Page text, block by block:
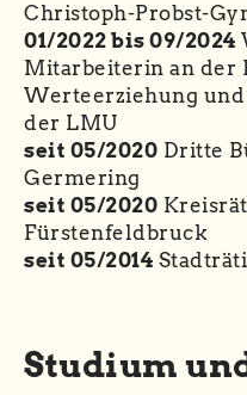
Christoph-Probst-
01/2022 bis 09/2024
Mitarbeiterin an der
Werteerziehung
der LMU
seit 05/2020 Dritte
Germering
seit 05/2020
Fürstenfeldbruck
seit 05/2014
Studium